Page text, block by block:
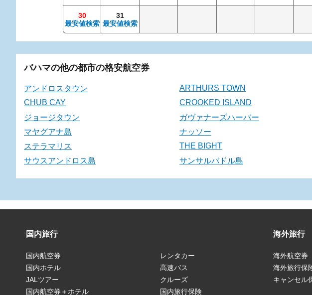
30
最安値検索
31
最安値検索
バハマの他の都市の格安航空券
アンドロスタウン ARTHURS TOWN
CHUB CAY
CROOKED ISLAND
ジョージタウン
ガヴァナーズハーバー
マヤグアナ島
ナッソー
ステラマリス
THE BIGHT
サウスアンドロス島
サンサルバドル島
国内旅行
国内航空券
国内ホテル
JALツアー
国内航空券＋ホテル
レンタカー
高速バス
クルーズ
国内旅行保険
海外旅行
海外航空券
海外旅行保
キャンセル